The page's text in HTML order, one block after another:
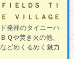
ＦＩＥＬＤＳ ＴＩ
Ｅ ＶＩＬＬＡＧＥ
発祥のタイニーハ
Ｑや焚き火の他、
どめくるめく魅力